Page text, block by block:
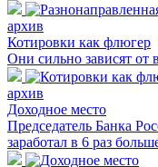
архив
Котировки как флюгер
Они сильно зависят от
архив
Доходное место
Председатель Банка
заработал в 6 раз